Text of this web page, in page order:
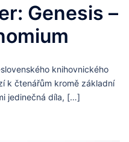
Genesis –
knihovnického
k čtenářům kromě základní
jedinečná díla, […]